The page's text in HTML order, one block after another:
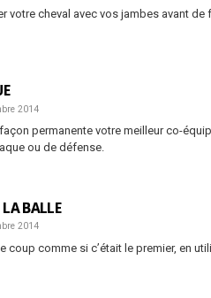
votre cheval avec vos jambes avant de
2014
permanente votre meilleur co-
ou de défense.
LA BALLE
2014
coup comme si c’était le premier, en